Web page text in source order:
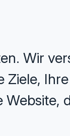
Wir
Ziele,